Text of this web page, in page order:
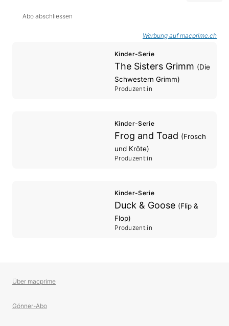
Abo abschliessen
Werbung auf macprime.ch
Kinder-Serie
The Sisters Grimm (Die
Schwestern Grimm)
Produzent:in
Kinder-Serie
Frog and Toad (Frosch
und Kröte)
Produzent:in
Kinder-Serie
Duck & Goose (Flip &
Flop)
Produzent:in
Über macprime
Gönner-Abo